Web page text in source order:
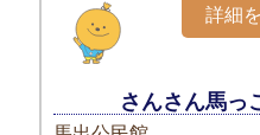
さんさん馬っ
詳細